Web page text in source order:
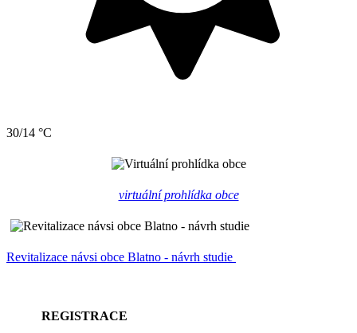
30/14 °C
virtuální prohlídka obce
Revitalizace návsi obce Blatno - návrh studie
REGISTRACE